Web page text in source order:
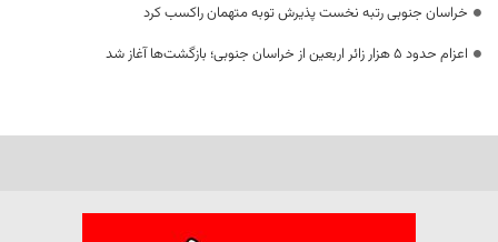
خراسان جنوبی رتبه نخست پذیرش توبه متهمان راکسب کرد
اعزام حدود 5 هزار زائر اربعین از خراسان جنوبی؛ بازگشت‌ها آغاز شد